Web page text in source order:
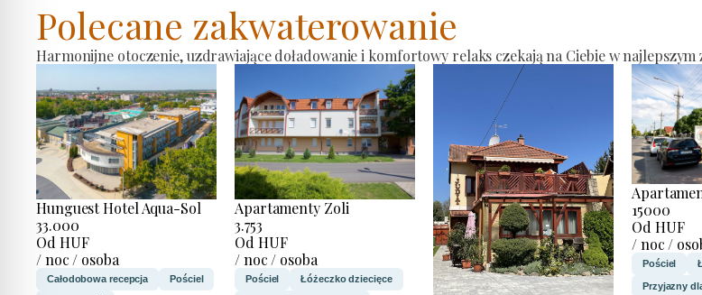
Polecane zakwaterowanie
Harmonijne otoczenie, uzdrawiające doładowanie i komfortowy relaks czekają na Ciebie w
Hunguest Hotel Aqua-Sol
33.000
Od HUF
/ noc / osoba
Całodobowa recepcja Pościel
Apartamenty Zoli
3.753
Od HUF
/ noc / osoba
Pościel Łóżeczko dziecięce
15000
Od HUF
/ noc /
Pościel
Przyjazny